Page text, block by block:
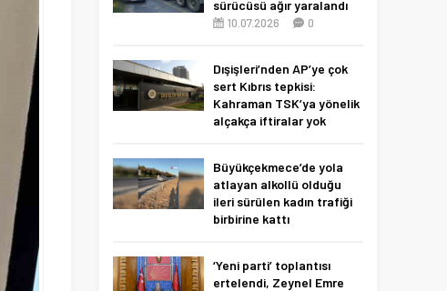
sürücüsü ağır yaralandı
10.07.2026 0
Dışişleri’nden AP’ye çok
sert Kıbrıs tepkisi:
Kahraman TSK’ya yönelik
alçakça iftiralar yok
Büyükçekmece’de yola
atlayan alkollü olduğu
ileri sürülen kadın trafiği
birbirine kattı
‘Yeni parti’ toplantısı
ertelendi, Zeynel Emre